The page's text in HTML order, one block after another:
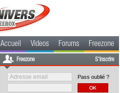
Accueil Videos Forums Freezone
Freezone S'inscrire
Pass oublié ?